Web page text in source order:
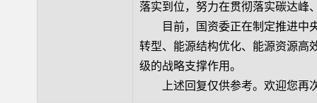
落实到位，努力在贯彻落实碳达峰
目前，国资委正在制定推进中央
转型、能源结构优化、能源资源高
级的战略支撑作用。
上述回复仅供参考。欢迎您再